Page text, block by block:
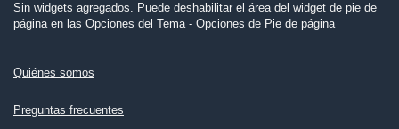
Sin widgets agregados. Puede deshabilitar el área del widget de pie de
página en las Opciones del Tema - Opciones de Pie de página
Quiénes somos
Preguntas frecuentes